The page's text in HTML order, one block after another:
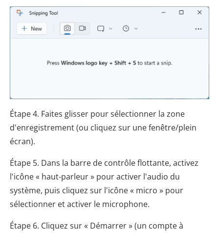
Étape 4. Faites glisser pour sélectionner la zone
d'enregistrement (ou cliquez sur une fenêtre/plein
écran).
Étape 5. Dans la barre de contrôle flottante, activez
l'icône « haut-parleur » pour activer l'audio du
système, puis cliquez sur l'icône « micro » pour
sélectionner et activer le microphone.
Étape 6. Cliquez sur « Démarrer » (un compte à